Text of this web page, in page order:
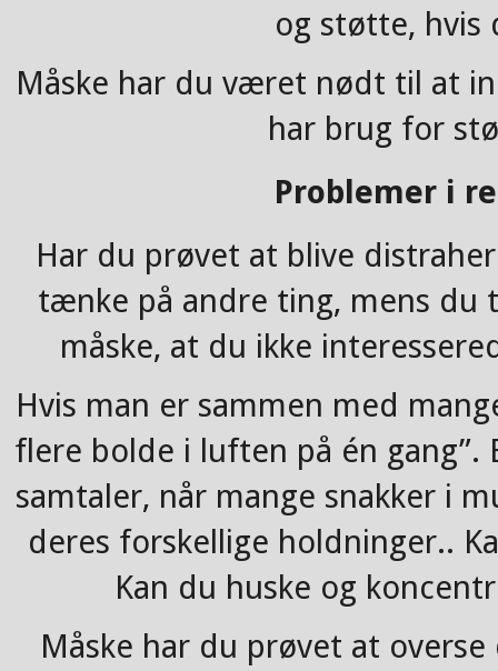
og støtte, hvis
Måske har du været nødt til at
har brug for
Problemer i
Har du prøvet at blive
tænke på andre ting, mens du
måske, at du ikke
Hvis man er sammen med
flere bolde i luften på én
samtaler, når mange snakker i
deres forskellige holdninger..
Kan du huske og
Måske har du prøvet at